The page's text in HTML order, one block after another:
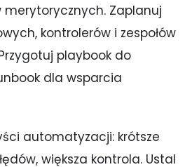
merytorycznych. Zaplanuj
kontrolerów i zespołów
playbook do
dla wsparcia
automatyzacji: krótsze
większa kontrola. Ustal